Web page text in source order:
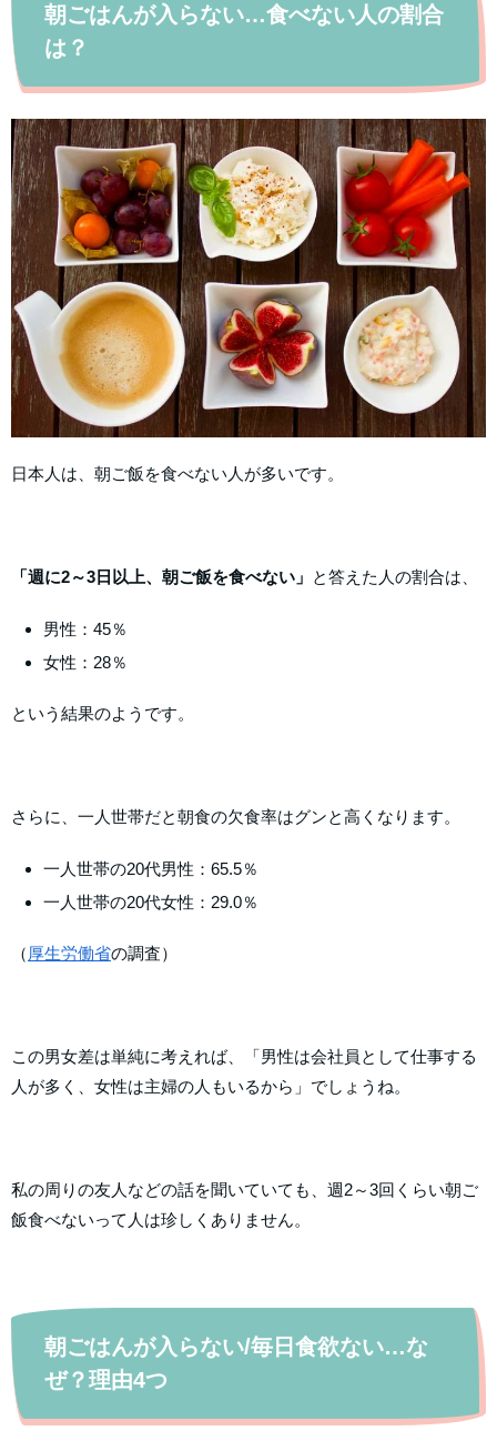
朝ごはんが入らない…食べない人の割合
は？
日本人は、朝ご飯を食べない人が多いです。
「週に2～3日以上、朝ご飯を食べない」 と答えた人の割合は、
男性：45％
女性：28％
という結果のようです。
さらに、一人世帯だと朝食の欠食率はグンと高くなります。
一人世帯の20代男性：65.5％
一人世帯の20代女性：29.0％
（厚生労働省の調査）
この男女差は単純に考えれば、「男性は会社員として仕事する
人が多く、女性は主婦の人もいるから」でしょうね。
私の周りの友人などの話を聞いていても、週2～3回くらい朝ご
飯食べないって人は珍しくありません。
朝ごはんが入らない/毎日食欲ない…な
ぜ？理由4つ